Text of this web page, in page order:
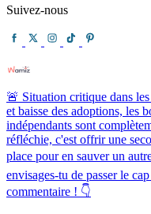
Suivez-nous
🚨 Situation critique dans
et baisse des adoptions, les
indépendants sont
réfléchie, c'est offrir une
place pour en sauver un
envisages-tu de passer le
commentaire ! 👇